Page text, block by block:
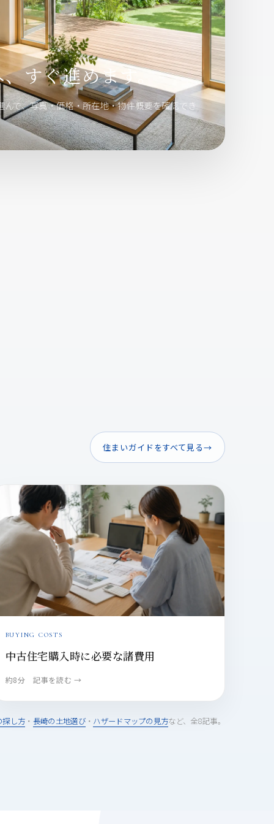
すぐ進めます。
で、写真・価格・所在地・物件概要を確認でき
住まいガイドをすべて見る→
BUYING COSTS
中古住宅購入時に必要な諸費用
約8分 記事を読む →
探し方 ・ 長崎の土地選び・ ハザードマップの見方など、全8記事。